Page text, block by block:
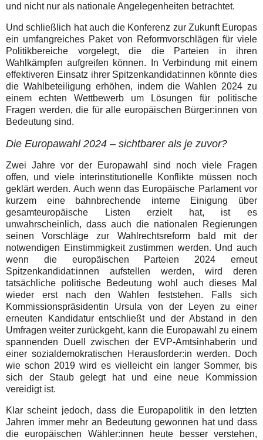
und nicht nur als nationale Angelegenheiten betrachtet.
Und schließlich hat auch die Konferenz zur Zukunft Europas
ein umfangreiches Paket von Reformvorschlägen für viele
Politikbereiche vorgelegt, die die Parteien in ihren
Wahlkämpfen aufgreifen können. In Verbindung mit einem
effektiveren Einsatz ihrer Spitzenkandidat:innen könnte dies
die Wahlbeteiligung erhöhen, indem die Wahlen 2024 zu
einem echten Wettbewerb um Lösungen für politische
Fragen werden, die für alle europäischen Bürger:innen von
Bedeutung sind.
Die Europawahl 2024 – sichtbarer als je zuvor?
Zwei Jahre vor der Europawahl sind noch viele Fragen
offen, und viele interinstitutionelle Konflikte müssen noch
geklärt werden. Auch wenn das Europäische Parlament vor
kurzem eine bahnbrechende interne Einigung über
gesamteuropäische Listen erzielt hat, ist es
unwahrscheinlich, dass auch die nationalen Regierungen
seinen Vorschläge zur Wahlrechtsreform bald mit der
notwendigen Einstimmigkeit zustimmen werden. Und auch
wenn die europäischen Parteien 2024 erneut
Spitzenkandidat:innen aufstellen werden, wird deren
tatsächliche politische Bedeutung wohl auch dieses Mal
wieder erst nach den Wahlen feststehen. Falls sich
Kommissionspräsidentin Ursula von der Leyen zu einer
erneuten Kandidatur entschließt und der Abstand in den
Umfragen weiter zurückgeht, kann die Europawahl zu einem
spannenden Duell zwischen der EVP-Amtsinhaberin und
einer sozialdemokratischen Herausforder:in werden. Doch
wie schon 2019 wird es vielleicht ein langer Sommer, bis
sich der Staub gelegt hat und eine neue Kommission
vereidigt ist.
Klar scheint jedoch, dass die Europapolitik in den letzten
Jahren immer mehr an Bedeutung gewonnen hat und dass
die europäischen Wähler:innen heute besser verstehen,